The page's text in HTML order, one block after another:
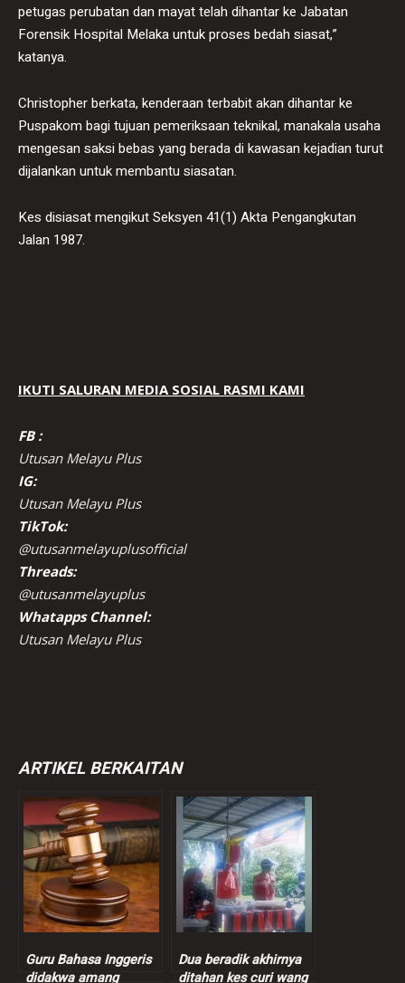
petugas perubatan dan mayat telah dihantar ke Jabatan
Forensik Hospital Melaka untuk proses bedah siasat,”
katanya.
Christopher berkata, kenderaan terbabit akan dihantar ke
Puspakom bagi tujuan pemeriksaan teknikal, manakala usaha
mengesan saksi bebas yang berada di kawasan kejadian turut
dijalankan untuk membantu siasatan.
Kes disiasat mengikut Seksyen 41(1) Akta Pengangkutan
Jalan 1987.
IKUTI SALURAN MEDIA SOSIAL RASMI KAMI
FB :
Utusan Melayu Plus
IG:
Utusan Melayu Plus
TikTok:
@utusanmelayuplusofficial
Threads:
@utusanmelayuplus
Whatapps Channel:
Utusan Melayu Plus
ARTIKEL BERKAITAN
Guru Bahasa Inggeris
didakwa amang
Dua beradik akhirnya
ditahan kes curi wang